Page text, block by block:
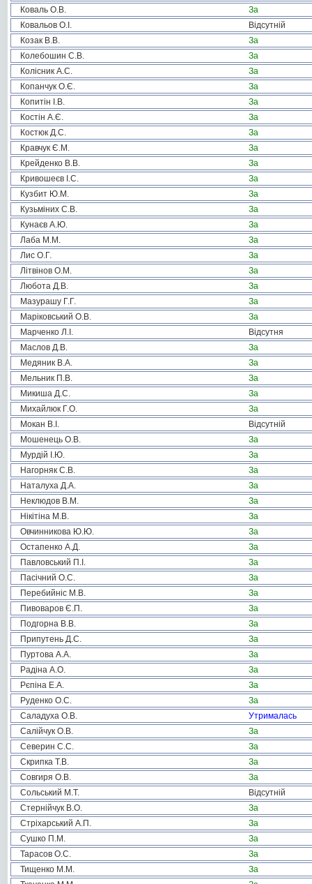
Коваль О.В.
За
Ковальов О.І.
Відсутній
Козак В.В.
За
Колебошин С.В.
За
Колісник А.С.
За
Копанчук О.Є.
За
Копитін І.В.
За
Костін А.Є.
За
Костюк Д.С.
За
Кравчук Є.М.
За
Крейденко В.В.
За
Кривошеєв І.С.
За
Кузбит Ю.М.
За
Кузьміних С.В.
За
Кунаєв А.Ю.
За
Лаба М.М.
За
Лис О.Г.
За
Літвінов О.М.
За
Любота Д.В.
За
Мазурашу Г.Г.
За
Маріковський О.В.
За
Марченко Л.І.
Відсутня
Маслов Д.В.
За
Медяник В.А.
За
Мельник П.В.
За
Микиша Д.С.
За
Михайлюк Г.О.
За
Мокан В.І.
Відсутній
Мошенець О.В.
За
Мурдій І.Ю.
За
Нагорняк С.В.
За
Наталуха Д.А.
За
Неклюдов В.М.
За
Нікітіна М.В.
За
Овчинникова Ю.Ю.
За
Остапенко А.Д.
За
Павловський П.І.
За
Пасічний О.С.
За
Перебийніс М.В.
За
Пивоваров Є.П.
За
Подгорна В.В.
За
Припутень Д.С.
За
Пуртова А.А.
За
Радіна А.О.
За
Рєпіна Е.А.
За
Руденко О.С.
За
Саладуха О.В.
Утрималась
Салійчук О.В.
За
Северин С.С.
За
Скрипка Т.В.
За
Совгиря О.В.
За
Сольський М.Т.
Відсутній
Стернійчук В.О.
За
Стріхарський А.П.
За
Сушко П.М.
За
Тарасов О.С.
За
Тищенко М.М.
За